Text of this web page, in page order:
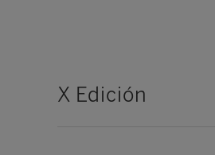
X Edición